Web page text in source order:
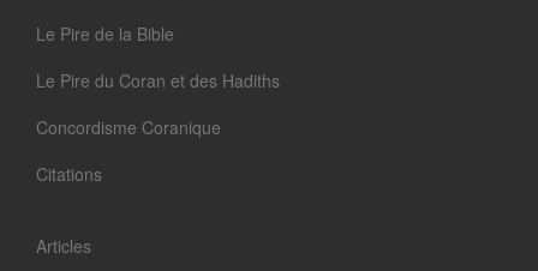
Le Pire de la Bible
Le Pire du Coran et des Hadiths
Concordisme Coranique
Citations
Articles